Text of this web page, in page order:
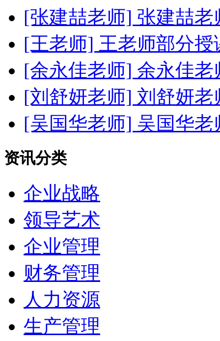
[张建喆老师] 张建喆老
[王老师] 王老师部分
[余永佳老师] 余永佳老
[刘舒妍老师] 刘舒妍老
[吴国华老师] 吴国华老
资讯分类
企业战略
领导艺术
企业管理
财务管理
人力资源
生产管理